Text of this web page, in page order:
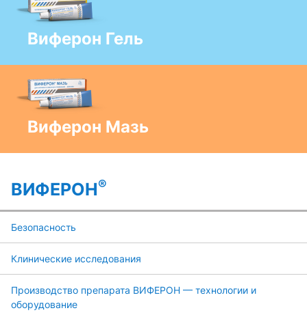
Виферон Гель
Виферон Мазь
ВИФЕРОН®
Безопасность
Клинические исследования
Производство препарата ВИФЕРОН — технологии и
оборудование